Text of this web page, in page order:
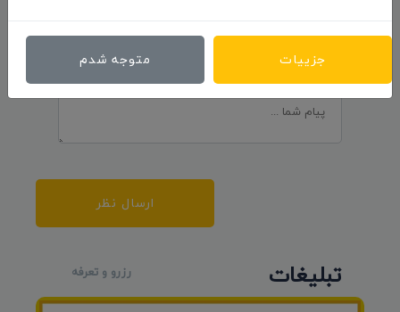
ارسال نظر
تبلیغات رزرو و تعرفه
جزییات متوجه شدم